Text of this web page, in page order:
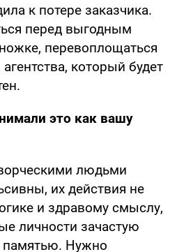
к потере заказчика.
перед выгодным
перевоплощаться
который будет
это как вашу
людьми
их действия не
и здравому смыслу,
личности зачастую
памятью. Нужно